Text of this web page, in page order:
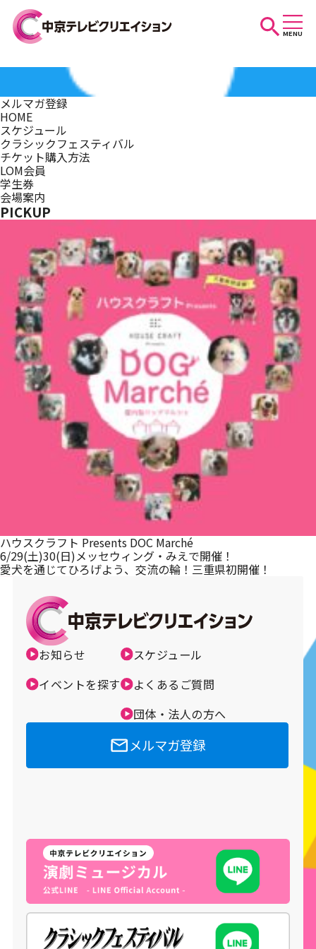
MENU
お知らせ
スケジュール
イベントを探す
団体・法人の方へ
メルマガ登録
メルマガ登録
HOME
スケジュール
クラシックフェスティバル
チケット購入方法
LOM会員
学生券
会場案内
PICKUP
ハウスクラフト Presents DOC Marché
6/29(土)30(日)メッセウィング・みえで開催！
愛犬を通じてひろげよう、交流の輪！三重県初開催！
お知らせ
イベントを探す
スケジュール
よくあるご質問
団体・法人の方へ
メルマガ登録